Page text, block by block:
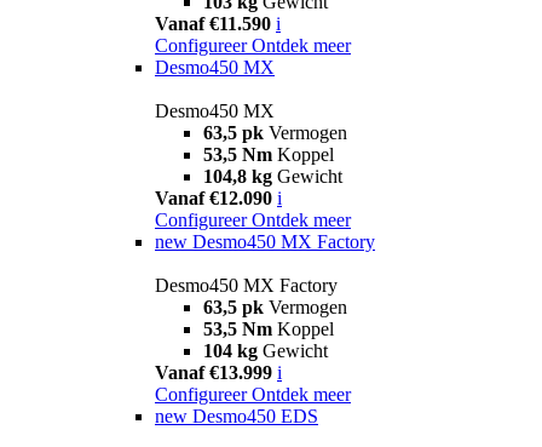
Vanaf €11.590 i
Configureer Ontdek meer
Desmo450 MX
Desmo450 MX
63,5 pk Vermogen
53,5 Nm Koppel
104,8 kg Gewicht
Vanaf €12.090 i
Configureer Ontdek meer
new Desmo450 MX Factory
Desmo450 MX Factory
63,5 pk Vermogen
53,5 Nm Koppel
104 kg Gewicht
Vanaf €13.999 i
Configureer Ontdek meer
new Desmo450 EDS